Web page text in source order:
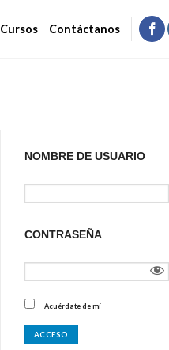
Cursos Contáctanos
NOMBRE DE USUARIO
CONTRASEÑA
Acuérdate de mí